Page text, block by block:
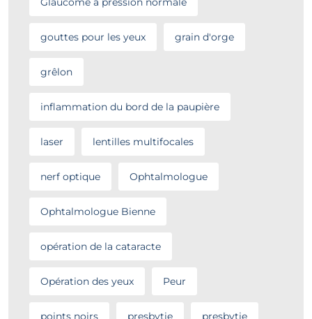
gouttes pour les yeux grain d'orge
grêlon
inflammation du bord de la paupière
laser lentilles multifocales
nerf optique Ophtalmologue
Ophtalmologue Bienne
opération de la cataracte
Opération des yeux Peur
points noirs presbytie presbytie